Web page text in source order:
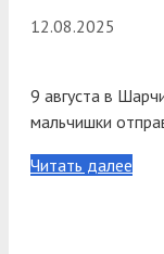
12.08.2025
9 августа в
мальчишки
Читать далее